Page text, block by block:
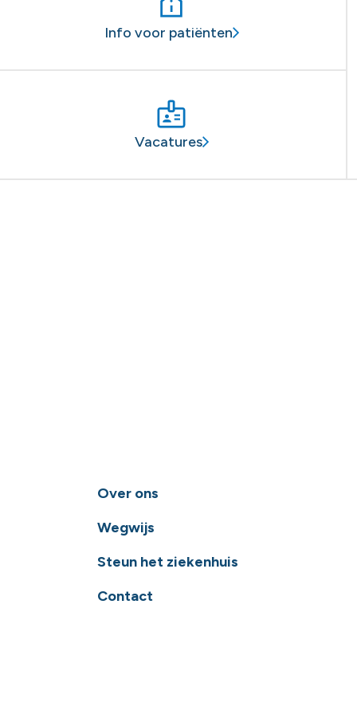
Info voor patiënten
Vacatures
Over ons
Wegwijs
Steun het ziekenhuis
Contact